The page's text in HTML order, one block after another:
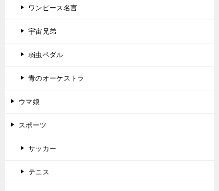
ワンピース名言
宇宙兄弟
弱虫ペダル
青のオーケストラ
ウマ娘
スポーツ
サッカー
テニス